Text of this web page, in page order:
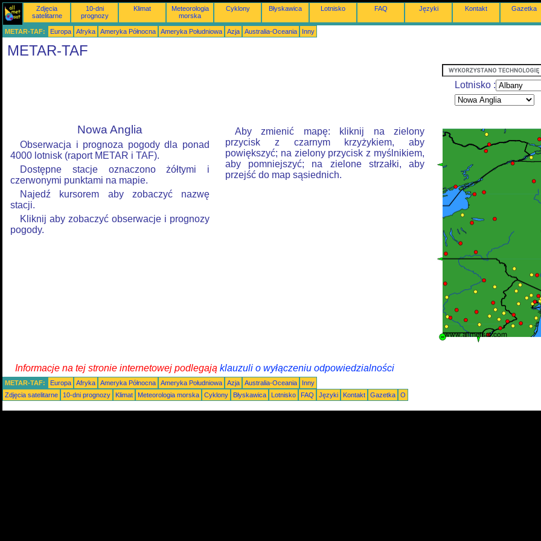
Zdjęcia
satelitarne
10-dni
prognozy
Klimat
Meteorologia
morska
Cyklony Błyskawica Lotnisko FAQ Języki Kontakt Gazetka
METAR-TAF: Europa Afryka Ameryka Północna Ameryka Południowa Azja Australia-Oceania Inny
METAR-TAF
Lotnisko :
Nowa Anglia
Obserwacja i prognoza pogody dla ponad
4000 lotnisk (raport METAR i TAF).
Dostępne stacje oznaczono żółtymi i
czerwonymi punktami na mapie.
Najedź kursorem aby zobaczyć nazwę
stacji.
Kliknij aby zobaczyć obserwacje i prognozy
pogody.
Aby zmienić mapę: kliknij na zielony
przycisk z czarnym krzyżykiem, aby
powiększyć; na zielony przycisk z myślnikiem,
aby pomniejszyć; na zielone strzałki, aby
przejść do map sąsiednich.
Informacje na tej stronie internetowej podlegają klauzuli o wyłączeniu odpowiedzialności
METAR-TAF: Europa Afryka Ameryka Północna Ameryka Południowa Azja Australia-Oceania
Inny
Zdjęcia satelitarne
10-dni prognozy Klimat Meteorologia morska Cyklony Błyskawica Lotnisko FAQ Języki Kontakt Gazetka O